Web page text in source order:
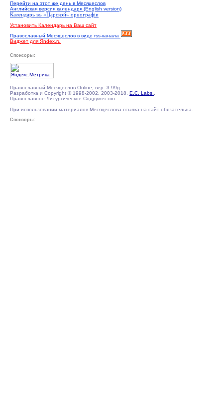
Перейти на этот же день в Месяцеслов
Английская версия календаря (English version)
Календарь въ «Царской» орѳографiи
Установить Календарь на Ваш сайт
Православный Месяцеслов в виде rss-канала
Виджет для Яndex.ru
Спонсоры:
Православный Месяцеслов Online, вер. 3.99g.
Разработка и Copyright © 1998-2002, 2003-2018, E.C. Labs.
Православное Литургическое Содружество
При использовании материалов Месяцеслова ссылка на сайт обязательна.
Спонсоры: